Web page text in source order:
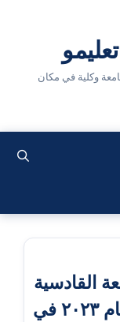
الأخبار الأكاديمية العراقية — أكثر من 20 جامعة وكلية في مكان
القادسية
ينشر “١٤” بحثاً علمياً خلال عام ٢٠٢٣ في